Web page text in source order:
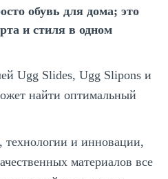
обувь для дома; это
и стиля в одном
Ugg Slides, Ugg Slipons и
найти оптимальный
технологии и инновации,
материалов все